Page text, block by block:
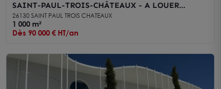
SAINT-PAUL-TROIS-CHÂTEAUX - A LOUER
BÂTIMENT INDÉPENDANT DE BUREAUX SUR
DEUX NIVEAUX AVEC ATELIER
26130 SAINT PAUL TROIS CHATEAUX
1 000 m²
Dès 90 000 € HT/an